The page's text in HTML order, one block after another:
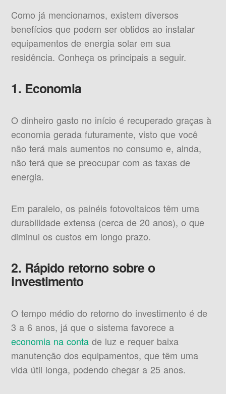
Como já mencionamos, existem diversos
benefícios que podem ser obtidos ao instalar
equipamentos de energia solar em sua
residência. Conheça os principais a seguir.
1. Economia
O dinheiro gasto no início é recuperado graças à
economia gerada futuramente, visto que você
não terá mais aumentos no consumo e, ainda,
não terá que se preocupar com as taxas de
energia.
Em paralelo, os painéis fotovoltaicos têm uma
durabilidade extensa (cerca de 20 anos), o que
diminui os custos em longo prazo.
2. Rápido retorno sobre o
investimento
O tempo médio do retorno do investimento é de
3 a 6 anos, já que o sistema favorece a
economia na conta de luz e requer baixa
manutenção dos equipamentos, que têm uma
vida útil longa, podendo chegar a 25 anos.